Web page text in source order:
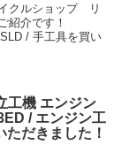
クルショップ リ
紹介です！
/ 手工具を買い
工機 エンジン
/ エンジン工
だきました！